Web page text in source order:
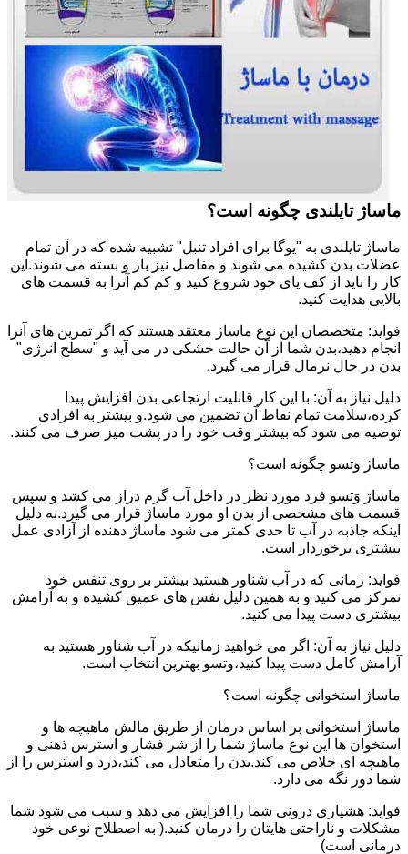
ماساژ تایلندی چگونه است؟
ماساژ تایلندی به "یوگا برای افراد تنبل" تشبیه شده که در آن تمام
عضلات بدن کشیده می شوند و مفاصل نیز باز و بسته می شوند.این
کار را باید از کف پای خود شروع کنید و کم کم آنرا به قسمت های
بالایی هدایت کنید.
فواید: متخصصان این نوع ماساژ معتقد هستند که اگر تمرین های آنرا
انجام دهید،بدن شما از آن حالت خشکی در می آید و "سطح انرژی"
بدن در حال نرمال قرار می گیرد.
دلیل نیاز به آن: با این کار قابلیت ارتجاعی بدن افزایش پیدا
کرده،سلامت تمام نقاط آن تضمین می شود.و بیشتر به افرادی
توصیه می شود که بیشتر وقت خود را در پشت میز صرف می کنند.
ماساژ وَتسو چگونه است؟
ماساژ وَتسو فرد مورد نظر در داخل آب گرم دراز می کشد و سپس
قسمت های مشخصی از بدن او مورد ماساژ قرار می گیرد.به دلیل
اینکه جاذبه در آب تا حدی کمتر می شود ماساژ دهنده از آزادی عمل
بیشتری برخوردار است.
فواید: زمانی که در آب شناور هستید بیشتر بر روی تنفس خود
تمرکز می کنید و به همین دلیل نفس های عمیق کشیده و به آرامش
بیشتری دست پیدا می کنید.
دلیل نیاز به آن: اگر می خواهید زمانیکه در آب شناور هستید به
آرامش کامل دست پیدا کنید،وتسو بهترین انتخاب است.
ماساژ استخوانی چگونه است؟
ماساژ استخوانی بر اساس درمان از طریق مالش ماهیچه ها و
استخوان ها این نوع ماساژ شما را از شر فشار و استرس ذهنی و
ماهیچه ای خلاص می کند.بدن را متعادل می کند،درد و استرس را از
شما دور نگه می دارد.
فواید: هشیاری درونی شما را افزایش می دهد و سبب می شود شما
مشکلات و ناراحتی هایتان را درمان کنید.( به اصطلاح نوعی خود
درمانی است)